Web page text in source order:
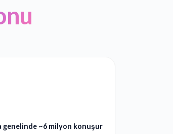
genelinde ~6 milyon konuşur